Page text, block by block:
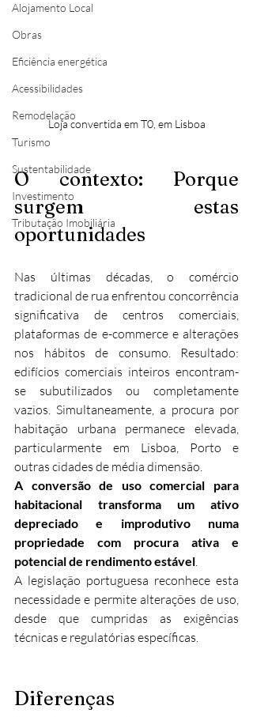
Alojamento Local
Obras
Eficiência energética
Acessibilidades
Remodelação
Turismo
Sustentabilidade
Investimento
Tributação Imobiliária
Loja convertida em T0, em Lisboa
O contexto: Porque
surgem estas
oportunidades
Nas últimas décadas, o comércio
tradicional de rua enfrentou concorrência
significativa de centros comerciais,
plataformas de e-commerce e alterações
nos hábitos de consumo. Resultado:
edifícios comerciais inteiros encontram-
se subutilizados ou completamente
vazios. Simultaneamente, a procura por
habitação urbana permanece elevada,
particularmente em Lisboa, Porto e
outras cidades de média dimensão.
A conversão de uso comercial para
habitacional transforma um ativo
depreciado e improdutivo numa
propriedade com procura ativa e
potencial de rendimento estável.
A legislação portuguesa reconhece esta
necessidade e permite alterações de uso,
desde que cumpridas as exigências
técnicas e regulatórias específicas.
Diferenças